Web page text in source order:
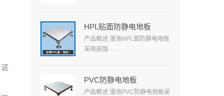
这
HPL贴面防静电地板
产品概述 漫池HPL面防静电地板
采用高强···...
PVC防静电地板
产品概述 漫池PVC防静电地板采